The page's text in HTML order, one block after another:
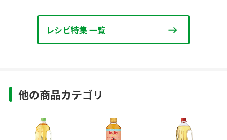
レシピ特集 一覧
他の商品カテゴリ